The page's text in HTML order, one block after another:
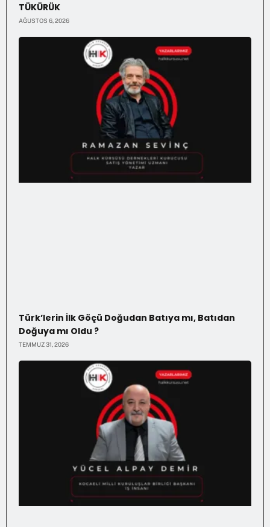
TÜKÜRÜK
AĞUSTOS 6, 2026
Türk’lerin İlk Göçü Doğudan Batıya mı, Batıdan
Doğuya mı Oldu ?
TEMMUZ 31, 2026